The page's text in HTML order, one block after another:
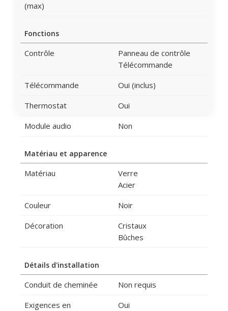
(max)
Fonctions
Contrôle
Panneau de contrôle
Télécommande
Télécommande
Oui (inclus)
Thermostat
Oui
Module audio
Non
Matériau et apparence
Matériau
Verre
Acier
Couleur
Noir
Décoration
Cristaux
Bûches
Détails d'installation
Conduit de cheminée
Non requis
Exigences en
Oui